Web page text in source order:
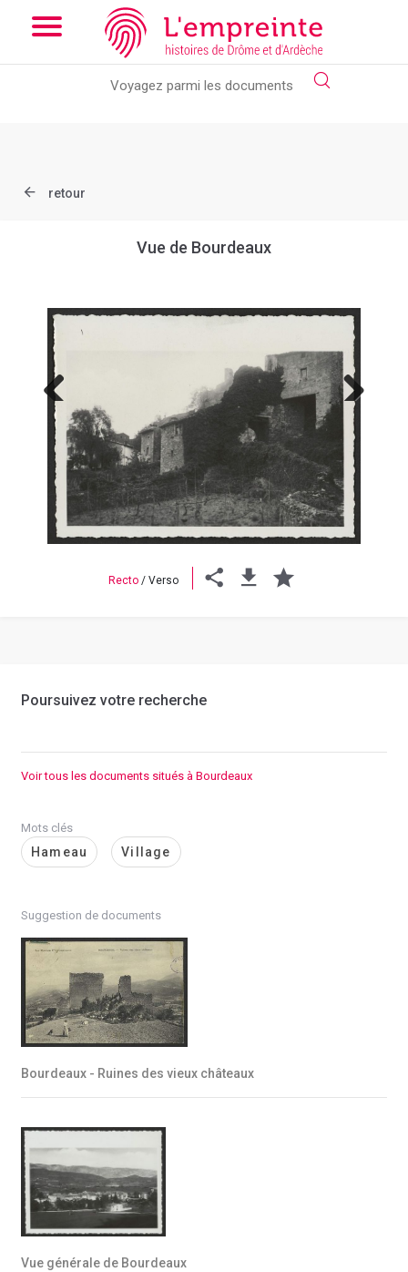
Array ( [slug] => document [ref] => B263626101_X44 )
the new slick-theme.css if you want the default styling
retour
Vue de Bourdeaux
Previous Next
Recto / Verso
Poursuivez votre recherche
Voir tous les documents situés à Bourdeaux
Mots clés
Hameau Village
Suggestion de documents
Bourdeaux - Ruines des vieux châteaux
Vue générale de Bourdeaux